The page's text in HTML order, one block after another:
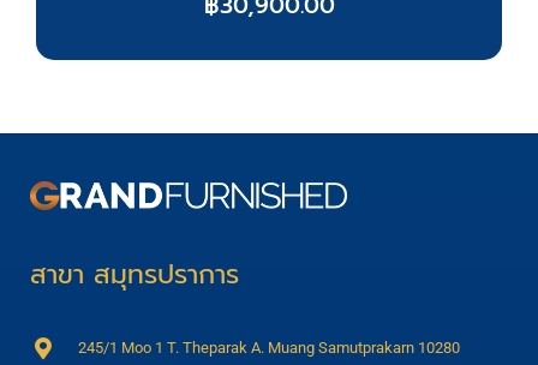
สาขา สมุทรปราการ
245/1 Moo 1 T. Theparak A. Muang Samutprakarn 10280